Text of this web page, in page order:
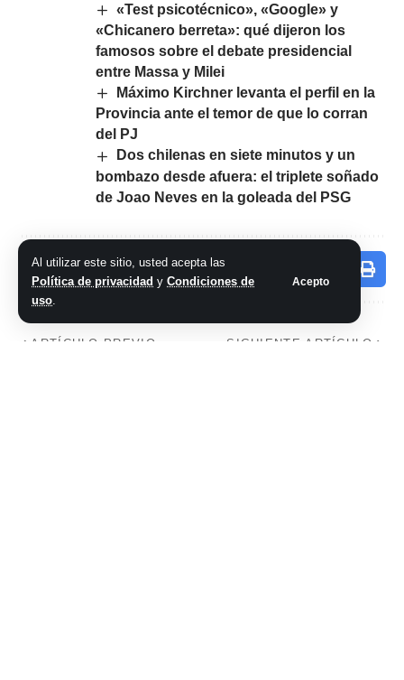
Al utilizar este sitio, usted acepta las
Política de privacidad y Condiciones de
uso.
Acepto
«Test psicotécnico», «Google» y
«Chicanero berreta»: qué dijeron los
famosos sobre el debate presidencial
entre Massa y Milei
Máximo Kirchner levanta el perfil en la
Provincia ante el temor de que lo corran
del PJ
Dos chilenas en siete minutos y un
bombazo desde afuera: el triplete soñado
de Joao Neves en la goleada del PSG
Comparte este artículo
ARTÍCULO PREVIO SIGUIENTE ARTÍCULO